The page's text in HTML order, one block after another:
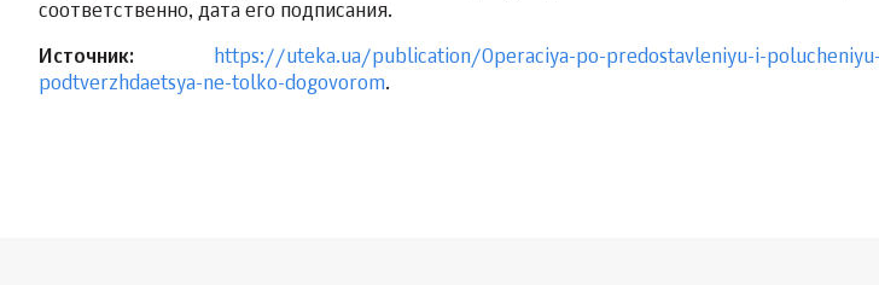
соответственно, дата его подписания.
Источник:
https://uteka.ua/publication/Operaciya-po-predostavleniyu-i-
podtverzhdaetsya-ne-tolko-dogovorom.